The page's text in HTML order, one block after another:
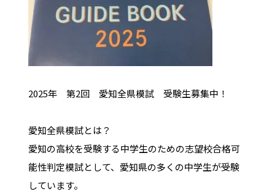
2025年 第2回 愛知全県模試 受験生募集中！
愛知全県模試とは？
愛知の高校を受験する中学生のための志望校合格可
能性判定模試として、愛知県の多くの中学生が受験
しています。